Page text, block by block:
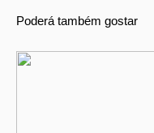
Poderá também gostar